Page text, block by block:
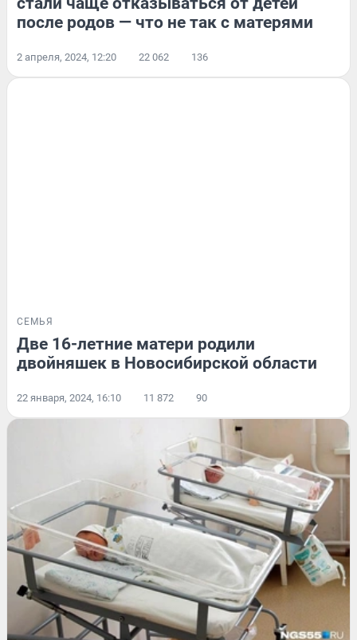
после родов — что не так с матерями
2 апреля, 2024, 12:20 22 062 136
СЕМЬЯ
Две 16-летние матери родили
двойняшек в Новосибирской области
22 января, 2024, 16:10 11 872 90